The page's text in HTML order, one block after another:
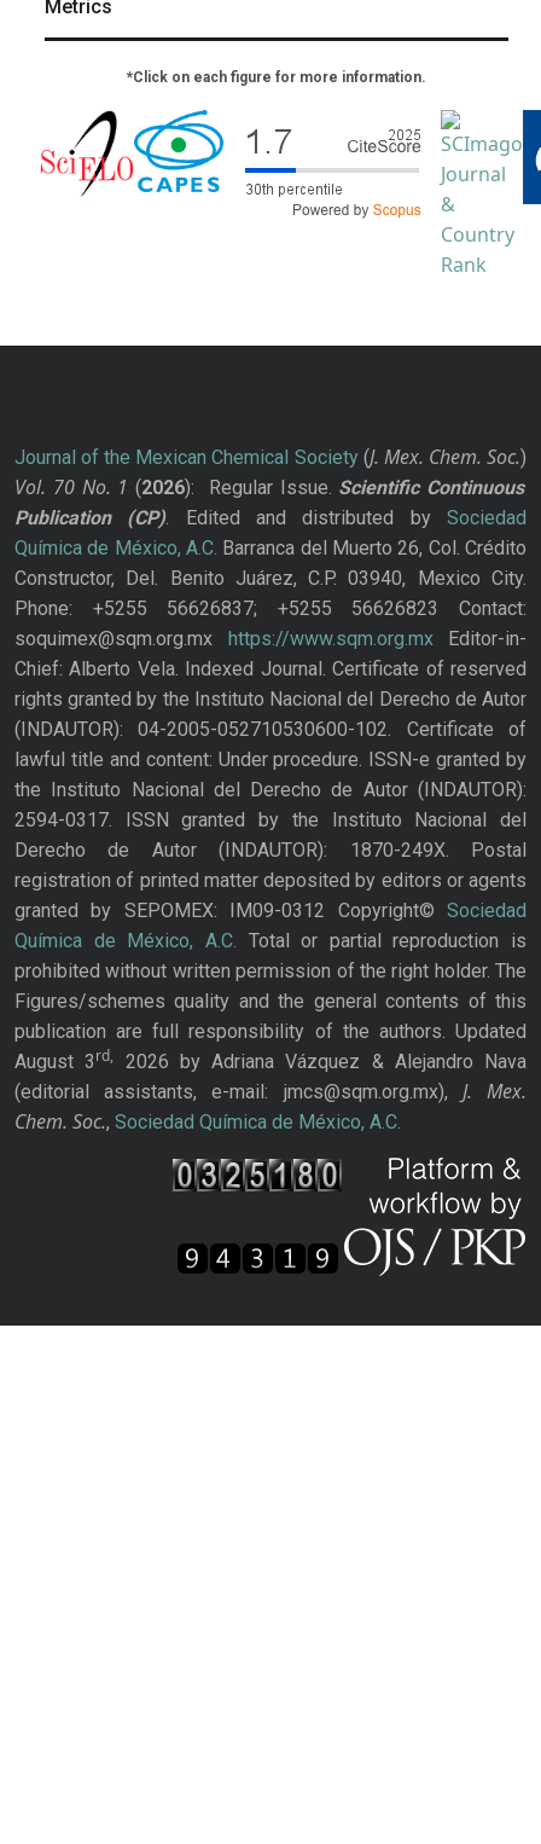
Metrics
*Click on each figure for more information.
Journal of the Mexican Chemical Society(J. Mex. Chem. Soc.)
Vol. 70 No. 1 (2026): Regular Issue. Scientific Continuous
Publication
(CP). Edited and distributed bySociedad
Química de México, A.C. Barranca del Muerto 26, Col. Crédito
Constructor, Del. Benito Juárez, C.P. 03940, Mexico City.
Phone: +5255 56626837; +5255 56626823 Contact:
soquimex@sqm.org.mx https://www.sqm.org.mxEditor-in-
Chief: Alberto Vela. Indexed Journal. Certificate of reserved
rights granted by the Instituto Nacional del Derecho de Autor
(INDAUTOR): 04-2005-052710530600-102. Certificate of
lawful title and content: Under procedure. ISSN-e granted by
the Instituto Nacional del Derecho de Autor (INDAUTOR):
2594-0317. ISSN granted by the Instituto Nacional del
Derecho de Autor (INDAUTOR): 1870-249X. Postal
registration of printed matter deposited by editors or agents
granted by SEPOMEX: IM09-0312 Copyright© Sociedad
Química de México, A.C. Total or partial reproduction is
prohibited without written permission of the right holder. The
Figures/schemes quality and the general contents of this
publication are full responsibility of the authors. Updated
August 3rd,
2026 by Adriana Vázquez & Alejandro Nava
(editorial assistants, e-mail: jmcs@sqm.org.mx), J. Mex.
Chem. Soc., Sociedad Química de México, A.C.